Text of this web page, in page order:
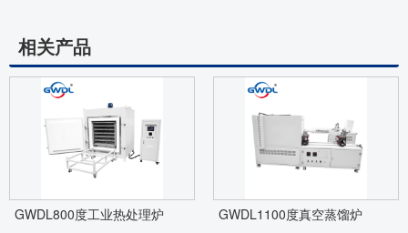
相关产品
GWDL800度工业热处理炉 GWDL1100度真空蒸馏炉